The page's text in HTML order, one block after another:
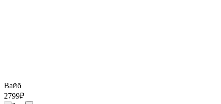
Вайб
2799₽